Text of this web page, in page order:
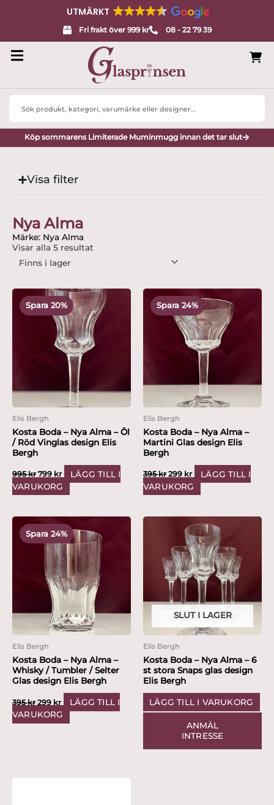
UTMÄRKT
Fri frakt över 999 kr 08 - 22 79 39
Search
Köp sommarens Limiterade Muminmugg innan det tar slut
Visa filter
Nya Alma
Märke: Nya Alma
Visar alla 5 resultat
Spara 20%
Elis Bergh
Kosta Boda – Nya Alma – Öl
/ Röd Vinglas design Elis
Bergh
995kr
Det
ursprungliga
995 kr.
799 kr
Det
nuvarande
priset
är:
799 kr.
LÄGG TILL I
VARUKORG
Spara 24%
Elis Bergh
Kosta Boda – Nya Alma –
Martini Glas design Elis
Bergh
395kr
ursprungliga
var:
395 kr.
299 kr
nuvarande
priset
är:
299 kr.
LÄGG TILL I
VARUKORG
Spara 24%
Elis Bergh
Kosta Boda – Nya Alma –
Whisky / Tumbler / Selter
Glas design Elis Bergh
395kr
ursprungliga
395 kr.
299 kr
nuvarande
priset
är:
299 kr.
LÄGG TILL I
VARUKORG
SLUT I LAGER
Elis Bergh
Kosta Boda – Nya Alma – 6
st stora Snaps glas design
Elis Bergh
LÄGG TILL I VARUKORG
ANMÄL
INTRESSE